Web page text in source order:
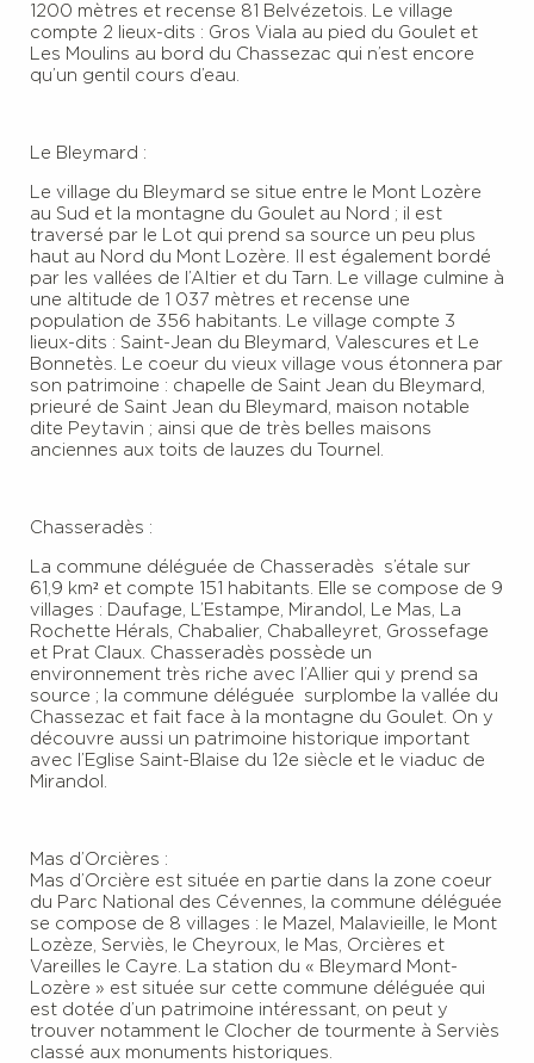
1200 mètres et recense 81 Belvézetois. Le village
compte 2 lieux-dits : Gros Viala au pied du Goulet et
Les Moulins au bord du Chassezac qui n’est encore
qu’un gentil cours d’eau.
Le Bleymard :
Le village du Bleymard se situe entre le Mont Lozère
au Sud et la montagne du Goulet au Nord ; il est
traversé par le Lot qui prend sa source un peu plus
haut au Nord du Mont Lozère. Il est également bordé
par les vallées de l’Altier et du Tarn. Le village culmine à
une altitude de 1 037 mètres et recense une
population de 356 habitants. Le village compte 3
lieux-dits : Saint-Jean du Bleymard, Valescures et Le
Bonnetès. Le coeur du vieux village vous étonnera par
son patrimoine : chapelle de Saint Jean du Bleymard,
prieuré de Saint Jean du Bleymard, maison notable
dite Peytavin ; ainsi que de très belles maisons
anciennes aux toits de lauzes du Tournel.
Chasseradès :
La commune déléguée de Chasseradès s’étale sur
61,9 km² et compte 151 habitants. Elle se compose de 9
villages : Daufage, L’Estampe, Mirandol, Le Mas, La
Rochette Hérals, Chabalier, Chaballeyret, Grossefage
et Prat Claux. Chasseradès possède un
environnement très riche avec l’Allier qui y prend sa
source ; la commune déléguée surplombe la vallée du
Chassezac et fait face à la montagne du Goulet. On y
découvre aussi un patrimoine historique important
avec l’Eglise Saint-Blaise du 12e siècle et le viaduc de
Mirandol.
Mas d’Orcières :
Mas d’Orcière est située en partie dans la zone coeur
du Parc National des Cévennes, la commune déléguée
se compose de 8 villages : le Mazel, Malavieille, le Mont
Lozèze, Serviès, le Cheyroux, le Mas, Orcières et
Vareilles le Cayre. La station du « Bleymard Mont-
Lozère » est située sur cette commune déléguée qui
est dotée d’un patrimoine intéressant, on peut y
trouver notamment le Clocher de tourmente à Serviès
classé aux monuments historiques.